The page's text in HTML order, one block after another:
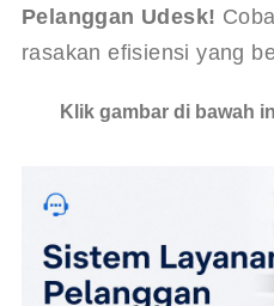
Pelanggan Udesk!
rasakan efisiensi yang
Klik gambar di bawah